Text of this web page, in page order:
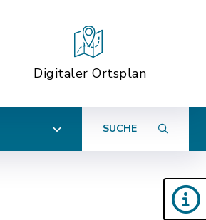
Digitaler Ortsplan
SUCHE